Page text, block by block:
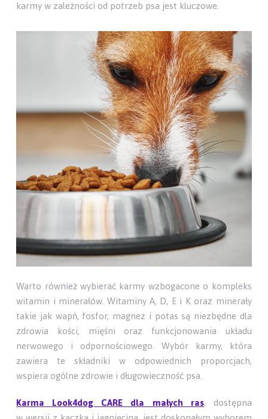
karmy w zależności od potrzeb psa jest kluczowe.
Warto również wybierać karmy wzbogacone o kompleks
witamin i minerałów. Witaminy A, D, E i K oraz minerały
takie jak wapń, fosfor, magnez i potas są niezbędne dla
zdrowia kości, mięśni oraz funkcjonowania układu
nerwowego i odpornościowego. Wybór karmy, która
zawiera te składniki w odpowiednich proporcjach,
wspiera ogólne zdrowie i długowieczność psa.
Karma Look4dog CARE dla małych ras, dostępna